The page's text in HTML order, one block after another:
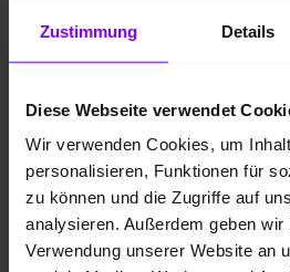
Zustimmung Details
Diese Webseite verwendet
Wir verwenden Cookies, um
personalisieren, Funktionen für
zu können und die Zugriffe auf
analysieren. Außerdem geben
Verwendung unserer Website an
Ich bin damit
übermittelten Daten
und verarbeitet werden
gebe ich meine
angegebenen